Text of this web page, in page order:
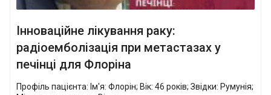
Інноваційне лікування раку:
радіоемболізація при метастазах у
печінці для Флоріна
Профіль пацієнта: Ім'я: Флорін; Вік: 46 років; Звідки: Румунія;